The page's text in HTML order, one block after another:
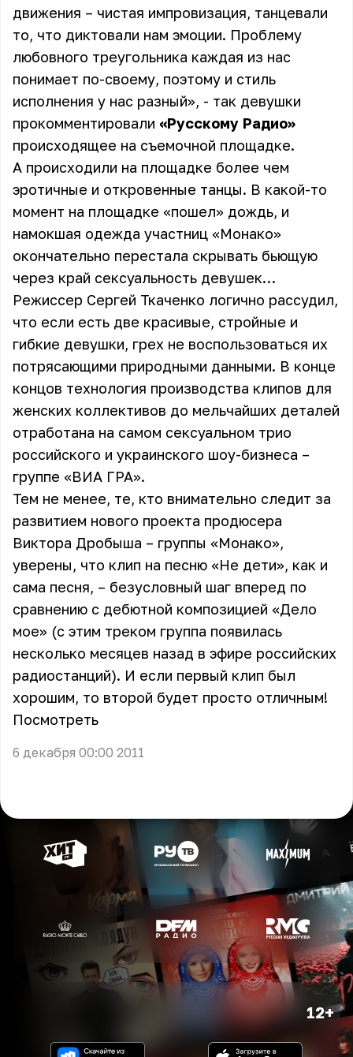
движения – чистая импровизация, танцевали
то, что диктовали нам эмоции. Проблему
любовного треугольника каждая из нас
понимает по-своему, поэтому и стиль
исполнения у нас разный», - так девушки
прокомментировали «Русскому Радио»
происходящее на съемочной площадке.
А происходили на площадке более чем
эротичные и откровенные танцы. В какой-то
момент на площадке «пошел» дождь, и
намокшая одежда участниц «Монако»
окончательно перестала скрывать бьющую
через край сексуальность девушек…
Режиссер Сергей Ткаченко логично рассудил,
что если есть две красивые, стройные и
гибкие девушки, грех не воспользоваться их
потрясающими природными данными. В конце
концов технология производства клипов для
женских коллективов до мельчайших деталей
отработана на самом сексуальном трио
российского и украинского шоу-бизнеса –
группе «ВИА ГРА».
Тем не менее, те, кто внимательно следит за
развитием нового проекта продюсера
Виктора Дробыша – группы «Монако»,
уверены, что клип на песню «Не дети», как и
сама песня, – безусловный шаг вперед по
сравнению с дебютной композицией «Дело
мое» (с этим треком группа появилась
несколько месяцев назад в эфире российских
радиостанций). И если первый клип был
хорошим, то второй будет просто отличным!
Посмотреть
6 декабря 00:00 2011
12+